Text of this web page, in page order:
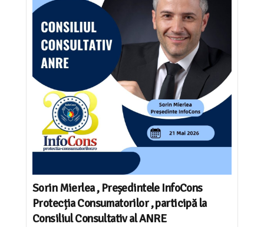
Sorin Mierlea , Președintele InfoCons
Protecția Consumatorilor , participă la
Consiliul Consultativ al ANRE